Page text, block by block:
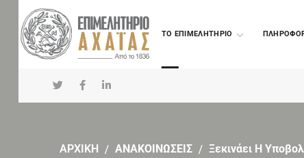
TO ΕΠΙΜΕΛΗΤΗΡΙΟ
ΑΡΧΙΚΗ ΑΝΑΚΟΙΝΩΣΕΙΣ
Ξεκινάει Η